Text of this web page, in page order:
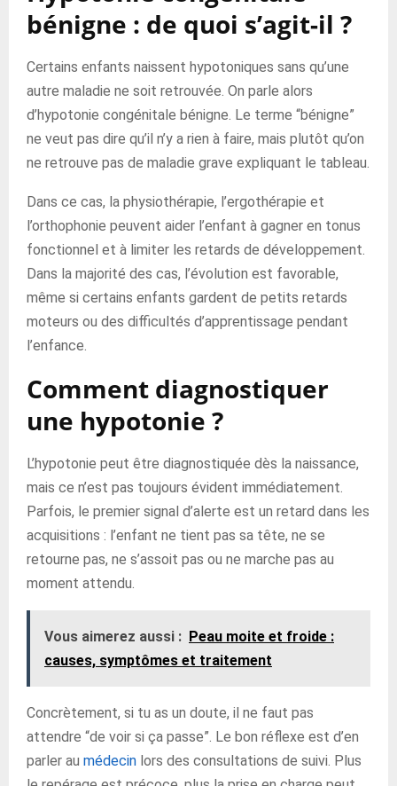
bénigne : de quoi s’agit-il ?
Certains enfants naissent hypotoniques sans qu’une
autre maladie ne soit retrouvée. On parle alors
d’hypotonie congénitale bénigne. Le terme “bénigne”
ne veut pas dire qu’il n’y a rien à faire, mais plutôt qu’on
ne retrouve pas de maladie grave expliquant le tableau.
Dans ce cas, la physiothérapie, l’ergothérapie et
l’orthophonie peuvent aider l’enfant à gagner en tonus
fonctionnel et à limiter les retards de développement.
Dans la majorité des cas, l’évolution est favorable,
même si certains enfants gardent de petits retards
moteurs ou des difficultés d’apprentissage pendant
l’enfance.
Comment diagnostiquer
une hypotonie ?
L’hypotonie peut être diagnostiquée dès la naissance,
mais ce n’est pas toujours évident immédiatement.
Parfois, le premier signal d’alerte est un retard dans les
acquisitions : l’enfant ne tient pas sa tête, ne se
retourne pas, ne s’assoit pas ou ne marche pas au
moment attendu.
Vous aimerez aussi : Peau moite et froide :
causes, symptômes et traitement
Concrètement, si tu as un doute, il ne faut pas
attendre “de voir si ça passe”. Le bon réflexe est d’en
parler au médecin lors des consultations de suivi. Plus